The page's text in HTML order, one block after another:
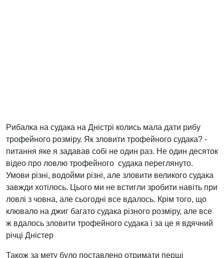
Рибалка на судака на Дністрі колись мала дати рибу
трофейного розміру. Як зловити трофейного судака? -
питання яке я задавав собі не один раз. Не один десяток
відео про ловлю трофейного судака переглянуто.
Умови різні, водойми різні, але зловити великого судака
завжди хотілось. Цього ми не встигли зробити навіть при
ловлі з човна, але сьогодні все вдалось. Крім того, що
клювало на джиг багато судака різного розміру, але все
ж вдалось зловити трофейного судака і за це я вдячний
річці Дністер
Також за мету було поставлено отримати перші